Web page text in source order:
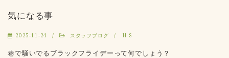
気になる事
2025-11-24 スタッフブログ H S
巷で騒いでるブラックフライデーって何でしょう？